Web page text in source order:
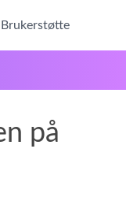
Brukerstøtte
på